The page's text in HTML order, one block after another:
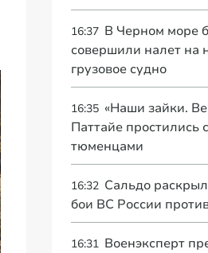
16:37 В Черном море
совершили налет на
грузовое судно
16:35 «Наши зайки.
Паттайе простились
тюменцами
16:32 Сальдо
бои ВС России
16:31 Военэксперт